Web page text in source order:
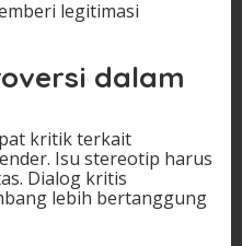
legitimasi
dalam
kritik terkait
Isu stereotip harus
Dialog kritis
lebih bertanggung